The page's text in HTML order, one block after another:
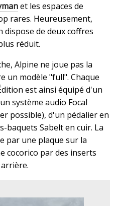
et les espaces de
rares. Heureusement,
dispose de deux coffres
réduit.
Alpine ne joue pas la
un modèle "full". Chaque
est ainsi équipé d'un
système audio Focal
possible), d'un pédalier en
baquets Sabelt en cuir. La
par une plaque sur la
cocorico par des inserts